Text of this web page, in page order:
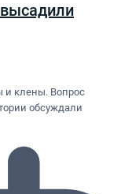
и клены. Вопрос
обсуждали